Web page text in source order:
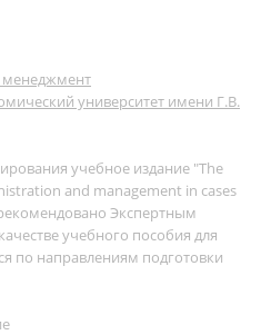
менеджмент
университет имени Г.В.
учебное издание "The
and management in cases
Экспертным
учебного пособия для
по направлениям подготовки